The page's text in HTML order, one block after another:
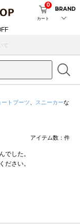
カート
0
BRAND
て
ートブーツ スニーカーな
アイテム数： 件
でした。
ださい。